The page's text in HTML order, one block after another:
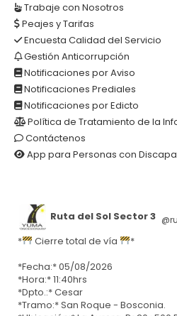
Trabaje con Nosotros
Peajes y Tarifas
Encuesta Calidad del Servicio
Gestión Anticorrupción
Notificaciones por Aviso
Notificaciones Prediales
Notificaciones por Edicto
Política de Tratamiento de la
Contáctenos
App para Personas con
Ruta del Sol Sector 3
* Cierre total de vía
*
*Fecha:* 05/08/2026
*Hora:* 11:40hrs
*Dpto.:* Cesar
*Tramo:* San Roque - Bosconia.